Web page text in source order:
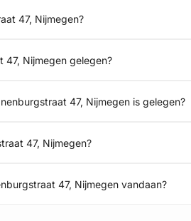
47, Nijmegen?
47, Nijmegen gelegen?
47, Nijmegen is gelegen?
47, Nijmegen?
47, Nijmegen vandaan?